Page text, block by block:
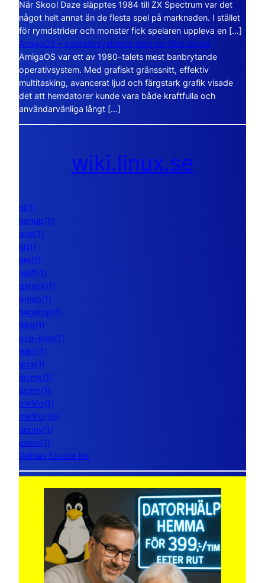
När Skool Daze släpptes 1984 till ZX Spectrum var det
något helt annat än de flesta spel på marknaden. I stället
för rymdstrider och monster fick spelaren uppleva en […]
AmigaOS – operativsystemet som var före sin tid
AmigaOS var ett av 1980-talets mest banbrytande
operativsystem. Med grafiskt gränssnitt, effektiv
multitasking, avancerat ljud och färgstark grafik visade
det att hemdatorer kunde vara både kraftfulla och
användarvänliga långt […]
wiki.linux.se
nl(1)
nohup(1)
pon(1)
ld(1)
nm(1)
ndiff(1)
gstack(1)
pmap(1)
hugetop(1)
lsirq(1)
pcp-ipcs(1)
lsipc(1)
ipcs(1)
ipcmk(1)
ipcrm(1)
mkfifo(1)
mkfifo(1p)
uconv(1)
iconv(1)
Debian Source list